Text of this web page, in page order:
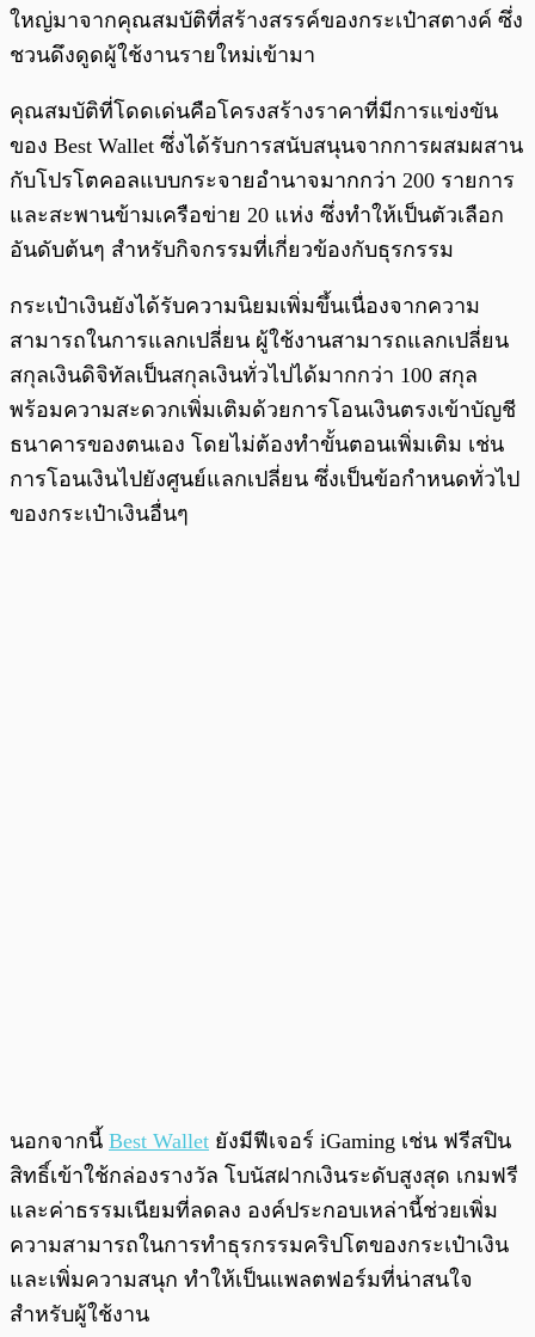
ใหญ่มาจากคุณสมบัติที่สร้างสรรค์ของกระเป๋าสตางค์ ซึ่ง
ชวนดึงดูดผู้ใช้งานรายใหม่เข้ามา
คุณสมบัติที่โดดเด่นคือโครงสร้างราคาที่มีการแข่งขัน
ของ Best Wallet ซึ่งได้รับการสนับสนุนจากการผสมผสาน
กับโปรโตคอลแบบกระจายอำนาจมากกว่า 200 รายการ
และสะพานข้ามเครือข่าย 20 แห่ง ซึ่งทำให้เป็นตัวเลือก
อันดับต้นๆ สำหรับกิจกรรมที่เกี่ยวข้องกับธุรกรรม
กระเป๋าเงินยังได้รับความนิยมเพิ่มขึ้นเนื่องจากความ
สามารถในการแลกเปลี่ยน ผู้ใช้งานสามารถแลกเปลี่ยน
สกุลเงินดิจิทัลเป็นสกุลเงินทั่วไปได้มากกว่า 100 สกุล
พร้อมความสะดวกเพิ่มเติมด้วยการโอนเงินตรงเข้าบัญชี
ธนาคารของตนเอง โดยไม่ต้องทำขั้นตอนเพิ่มเติม เช่น
การโอนเงินไปยังศูนย์แลกเปลี่ยน ซึ่งเป็นข้อกำหนดทั่วไป
ของกระเป๋าเงินอื่นๆ
นอกจากนี้ Best Wallet ยังมีฟีเจอร์ iGaming เช่น ฟรีสปิน
สิทธิ์เข้าใช้กล่องรางวัล โบนัสฝากเงินระดับสูงสุด เกมฟรี
และค่าธรรมเนียมที่ลดลง องค์ประกอบเหล่านี้ช่วยเพิ่ม
ความสามารถในการทำธุรกรรมคริปโตของกระเป๋าเงิน
และเพิ่มความสนุก ทำให้เป็นแพลตฟอร์มที่น่าสนใจ
สำหรับผู้ใช้งาน